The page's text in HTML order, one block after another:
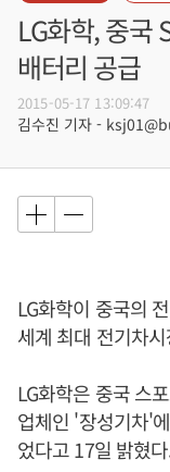
LG화학, 중국
배터리 공급
2015-05-17 13:09:47
김수진 기자 -
LG화학이 중국의
세계 최대 전기차
LG화학은 중국 스
업체인 '장성기차'
었다고 17일 밝혔